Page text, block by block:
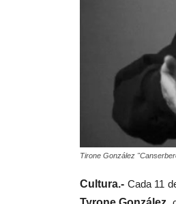
Tirone González
Cultura.- Cada 11